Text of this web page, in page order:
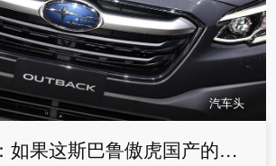
汽车头
豆车一分钟：如果这斯巴鲁傲虎国产的话，销量至少能翻几倍